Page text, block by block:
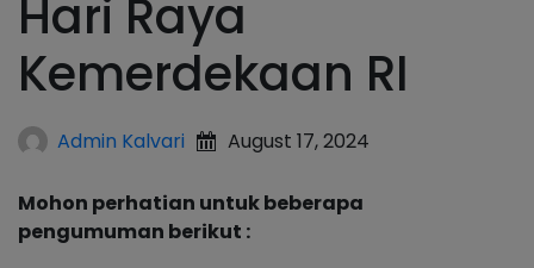
Hari Raya
Kemerdekaan RI
Admin Kalvari August 17, 2024
Mohon perhatian untuk beberapa
pengumuman berikut :